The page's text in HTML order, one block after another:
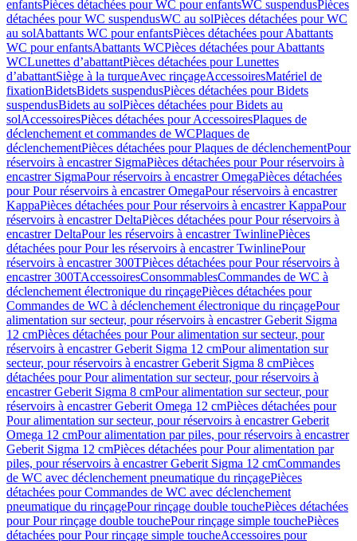
enfantsPièces détachées pour WC pour enfantsWC suspendusPièces
détachées pour WC suspendusWC au solPièces détachées pour WC
au solAbattants WC pour enfantsPièces détachées pour Abattants
WC pour enfantsAbattants WCPièces détachées pour Abattants
WCLunettes d’abattantPièces détachées pour Lunettes
d’abattantSiège à la turqueAvec rinçageAccessoiresMatériel de
fixationBidetsBidets suspendusPièces détachées pour Bidets
suspendusBidets au solPièces détachées pour Bidets au
solAccessoiresPièces détachées pour AccessoiresPlaques de
déclenchement et commandes de WCPlaques de
déclenchementPièces détachées pour Plaques de déclenchementPour
réservoirs à encastrer SigmaPièces détachées pour Pour réservoirs à
encastrer SigmaPour réservoirs à encastrer OmegaPièces détachées
pour Pour réservoirs à encastrer OmegaPour réservoirs à encastrer
KappaPièces détachées pour Pour réservoirs à encastrer KappaPour
réservoirs à encastrer DeltaPièces détachées pour Pour réservoirs à
encastrer DeltaPour les réservoirs à encastrer TwinlinePièces
détachées pour Pour les réservoirs à encastrer TwinlinePour
réservoirs à encastrer 300TPièces détachées pour Pour réservoirs à
encastrer 300TAccessoiresConsommablesCommandes de WC à
déclenchement électronique du rinçagePièces détachées pour
Commandes de WC à déclenchement électronique du rinçagePour
alimentation sur secteur, pour réservoirs à encastrer Geberit Sigma
12 cmPièces détachées pour Pour alimentation sur secteur, pour
réservoirs à encastrer Geberit Sigma 12 cmPour alimentation sur
secteur, pour réservoirs à encastrer Geberit Sigma 8 cmPièces
détachées pour Pour alimentation sur secteur, pour réservoirs à
encastrer Geberit Sigma 8 cmPour alimentation sur secteur, pour
réservoirs à encastrer Geberit Omega 12 cmPièces détachées pour
Pour alimentation sur secteur, pour réservoirs à encastrer Geberit
Omega 12 cmPour alimentation par piles, pour réservoirs à encastrer
Geberit Sigma 12 cmPièces détachées pour Pour alimentation par
piles, pour réservoirs à encastrer Geberit Sigma 12 cmCommandes
de WC avec déclenchement pneumatique du rinçagePièces
détachées pour Commandes de WC avec déclenchement
pneumatique du rinçagePour rinçage double touchePièces détachées
pour Pour rinçage double touchePour rinçage simple touchePièces
détachées pour Pour rinçage simple toucheAccessoires pour